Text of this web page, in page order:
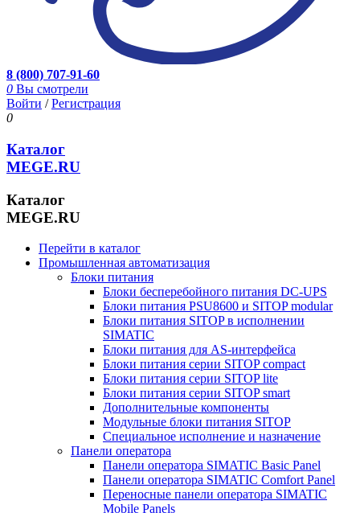
8 (800) 707-91-60
0 Вы смотрели
Войти /Регистрация
0
Каталог
MEGE.RU
Каталог
MEGE.RU
Перейти в каталог
Промышленная автоматизация
Блоки питания
Блоки бесперебойного питания DC-UPS
Блоки питания PSU8600 и SITOP modular
Блоки питания SITOP в исполнении
SIMATIC
Блоки питания для AS-интерфейса
Блоки питания серии SITOP compact
Блоки питания серии SITOP lite
Блоки питания серии SITOP smart
Дополнительные компоненты
Модульные блоки питания SITOP
Специальное исполнение и назначение
Панели оператора
Панели оператора SIMATIC Basic Panel
Панели оператора SIMATIC Comfort Panel
Переносные панели оператора SIMATIC
Mobile Panels